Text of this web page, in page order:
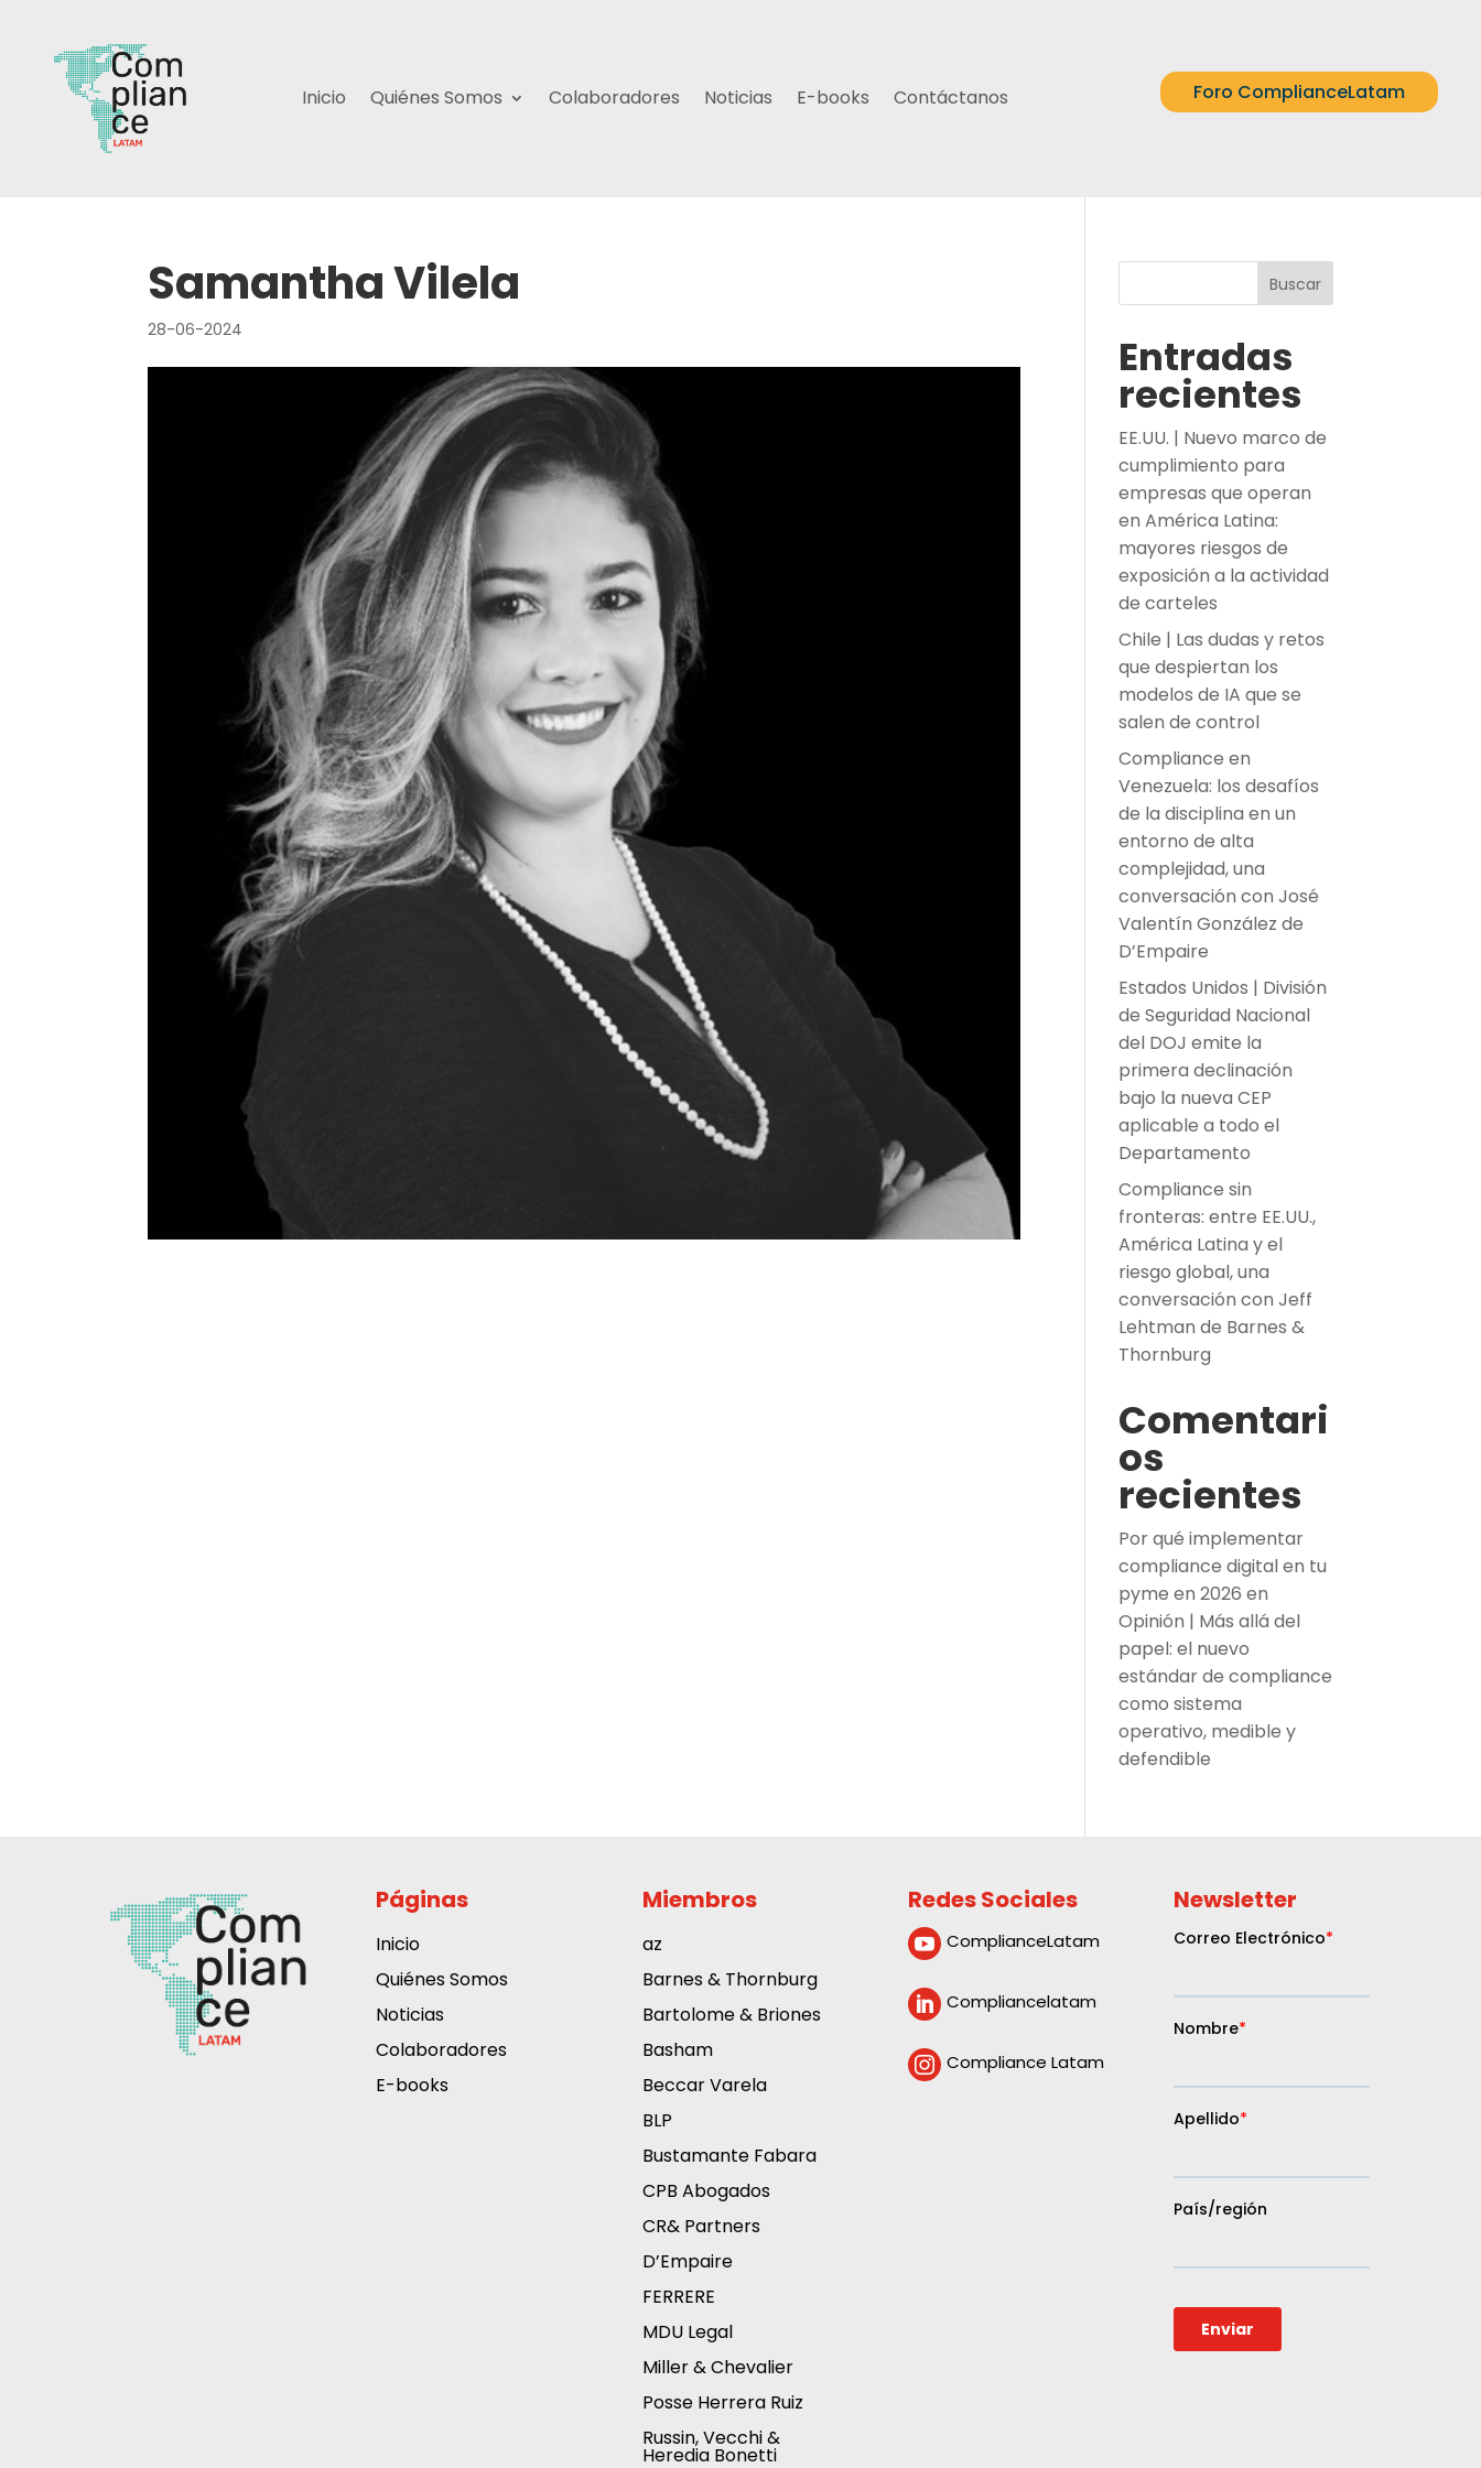
Inicio Quiénes Somos Colaboradores Noticias E-books Contáctanos Foro ComplianceLatam
Samantha Vilela
28-06-2024
Buscar
Entradas
recientes
EE.UU. | Nuevo marco de
cumplimiento para
empresas que operan
en América Latina:
mayores riesgos de
exposición a la actividad
de carteles
Chile | Las dudas y retos
que despiertan los
modelos de IA que se
salen de control
Compliance en
Venezuela: los desafíos
de la disciplina en un
entorno de alta
complejidad, una
conversación con José
Valentín González de
D’Empaire
Estados Unidos | División
de Seguridad Nacional
del DOJ emite la
primera declinación
bajo la nueva CEP
aplicable a todo el
Departamento
Compliance sin
fronteras: entre EE.UU.,
América Latina y el
riesgo global, una
conversación con Jeff
Lehtman de Barnes &
Thornburg
Comentari
os
recientes
Por qué implementar
compliance digital en tu
pyme en 2026 en
Opinión | Más allá del
papel: el nuevo
estándar de compliance
como sistema
operativo, medible y
defendible
Páginas
Inicio
Quiénes Somos
Noticias
Colaboradores
E-books
Miembros
az
Barnes & Thornburg
Bartolome & Briones
Basham
Beccar Varela
BLP
Bustamante Fabara
CPB Abogados
CR& Partners
D’Empaire
FERRERE
MDU Legal
Miller & Chevalier
Posse Herrera Ruiz
Russin, Vecchi &
Heredia Bonetti
Redes Sociales
 ComplianceLatam
 Compliancelatam
 Compliance Latam
Newsletter